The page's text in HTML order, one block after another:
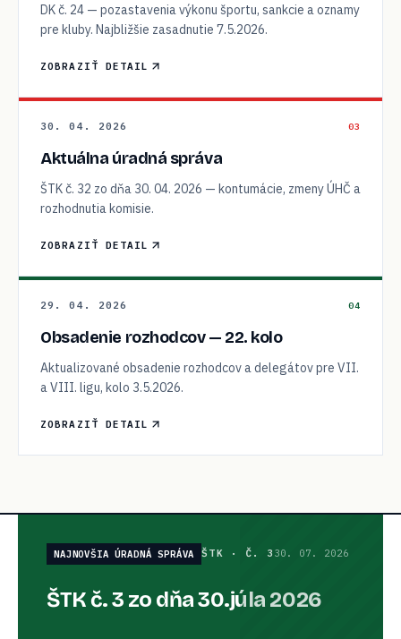
DK č. 24 — pozastavenia výkonu športu, sankcie a oznamy
pre kluby. Najbližšie zasadnutie 7.5.2026.
ZOBRAZIŤ DETAIL
30. 04. 2026 03
Aktuálna úradná správa
ŠTK č. 32 zo dňa 30. 04. 2026 — kontumácie, zmeny ÚHČ a
rozhodnutia komisie.
ZOBRAZIŤ DETAIL
29. 04. 2026 04
Obsadenie rozhodcov — 22. kolo
Aktualizované obsadenie rozhodcov a delegátov pre VII.
a VIII. ligu, kolo 3.5.2026.
ZOBRAZIŤ DETAIL
NAJNOVŠIA ÚRADNÁ SPRÁVA ŠTK · Č. 3 30. 07. 2026
ŠTK č. 3 zo dňa 30.júla 2026